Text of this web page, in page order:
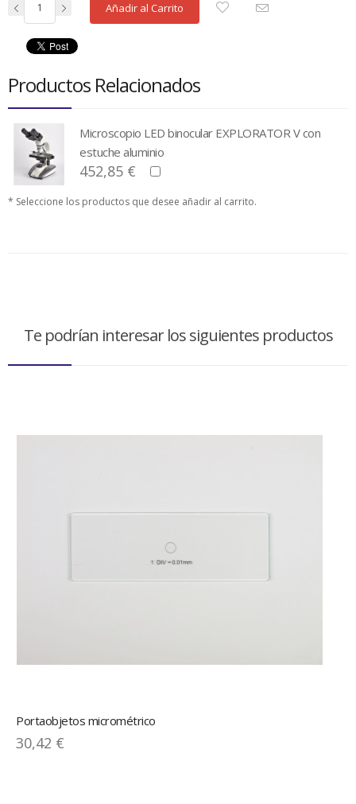
Añadir al Carrito
Productos Relacionados
Microscopio LED binocular EXPLORATOR V con
estuche aluminio
452,85 €
* Seleccione los productos que desee añadir al carrito.
Te podrían interesar los siguientes productos
Portaobjetos micrométrico
30,42 €